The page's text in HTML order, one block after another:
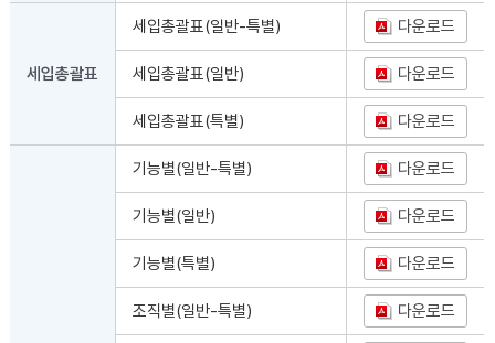
세입총괄표
세입총괄표(일반-특별) 다운로드
세입총괄표(일반) 다운로드
세입총괄표(특별) 다운로드
기능별(일반-특별) 다운로드
기능별(일반) 다운로드
기능별(특별) 다운로드
조직별(일반-특별) 다운로드